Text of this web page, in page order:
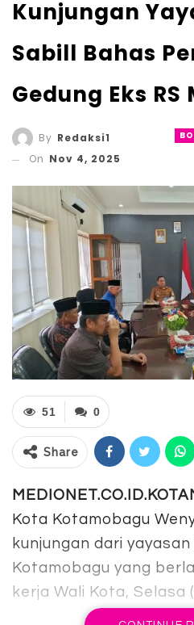
Kunjungan
Sabill Bahas
Gedung Eks RS
By Redaksi1
On Nov 4, 2025
0
51
Share
Kota Kotamobagu
kunjungan dari yayasan
Kotamobagu yang
kerja Wali Kota, Selasa